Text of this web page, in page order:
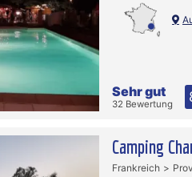
Sehr gut
32 Bewertung
Camping
Frankreich